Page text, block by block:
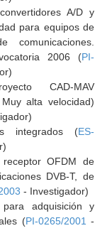
A/D y
para equipos de
2006 (PI-
CAD-MAV
alta velocidad)
integrados (ES-
OFDM de
DVB-T, de
- Investigador)
adquisición y
(PI-0265/2001 -